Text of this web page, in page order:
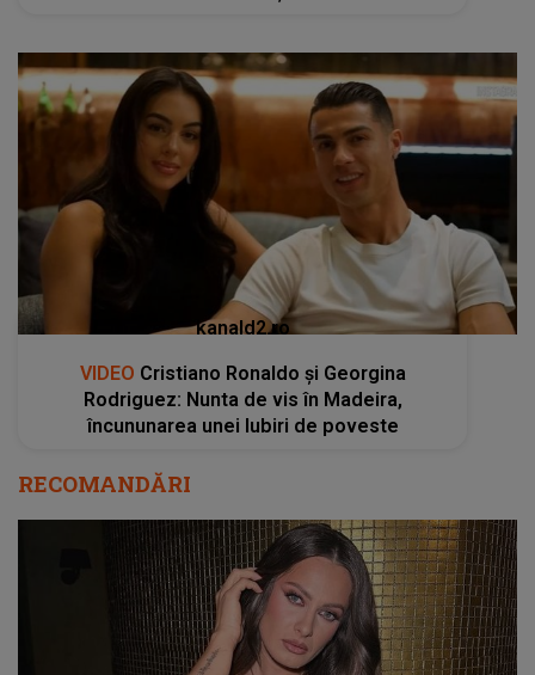
kanald2.ro
VIDEO Cristiano Ronaldo și Georgina
Rodriguez: Nunta de vis în Madeira,
încununarea unei Iubiri de poveste
RECOMANDĂRI